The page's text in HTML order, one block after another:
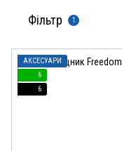
Фільтр 1
АКСЕСУАРИ
6
6